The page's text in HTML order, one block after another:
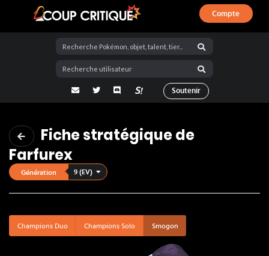
Coup Critique
Compte
adresse email
Twitter Discord La Salty Room sur Pokémon
Soutenir
Fiche stratégique de
Farfurex
Génération 9 (EV)
Champions Duo Champions Solo Smogon